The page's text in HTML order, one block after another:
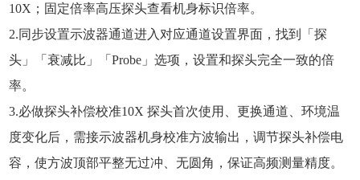
10X；固定倍率高压探头查看机身标识倍率。
2.同步设置示波器通道进入对应通道设置界面，找到「探
头」「衰减比」「Probe」选项，设置和探头完全一致的倍
率。
3.必做探头补偿校准10X 探头首次使用、更换通道、环境温
度变化后，需接示波器机身校准方波输出，调节探头补偿电
容，使方波顶部平整无过冲、无圆角，保证高频测量精度。